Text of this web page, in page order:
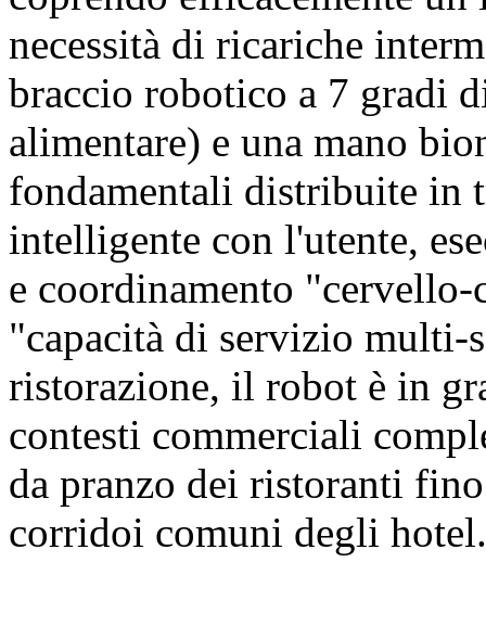
necessità di ricariche
braccio robotico a 7 gradi
alimentare) e una mano
fondamentali distribuite in
intelligente con l'utente,
e coordinamento
"capacità di servizio multi-
ristorazione, il robot è in
contesti commerciali
da pranzo dei ristoranti
corridoi comuni degli hotel.